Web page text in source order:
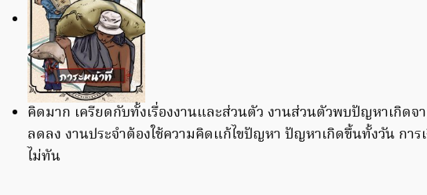
คิดมาก เครียดกับทั้งเรื่องงานและส่วนตัว งานส่วนตัวพบปัญหาเกิด
ลดลง งานประจำต้องใช้ความคิดแก้ไขปัญหา ปัญหาเกิดขึ้นทั้งวัน การ
ไม่ทัน